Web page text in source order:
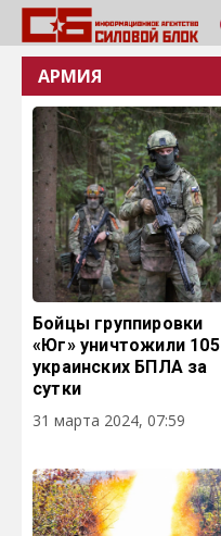
АРМИЯ
Бойцы группировки
«Юг» уничтожили 105
украинских БПЛА за
сутки
31 марта 2024, 07:59